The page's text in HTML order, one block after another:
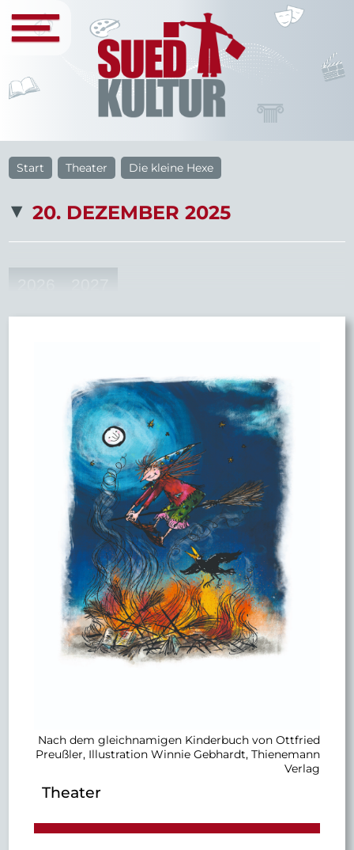
Start Theater Die kleine Hexe
20. DEZEMBER 2025
Nach dem gleichnamigen Kinderbuch von Ottfried
Preußler, Illustration Winnie Gebhardt, Thienemann
Verlag
Theater